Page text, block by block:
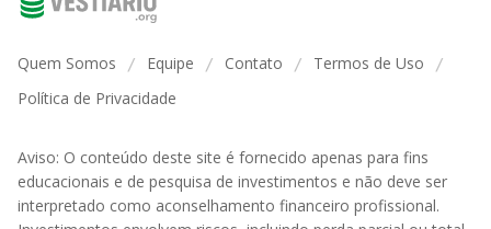
Quem Somos / Equipe / Contato / Termos de Uso /
Política de Privacidade
Aviso: O conteúdo deste site é fornecido apenas para fins
educacionais e de pesquisa de investimentos e não deve ser
interpretado como aconselhamento financeiro profissional.